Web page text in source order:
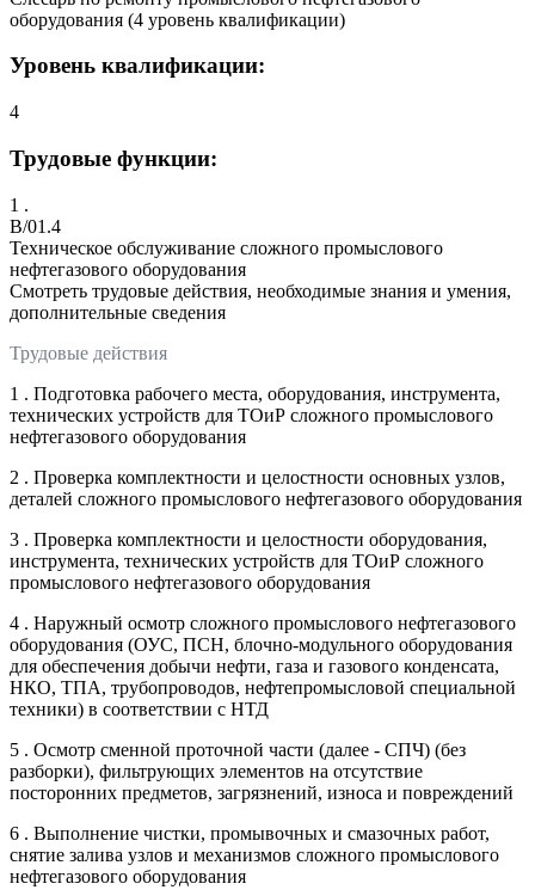
оборудования (4 уровень квалификации)
Уровень квалификации:
4
Трудовые функции:
1 .
B/01.4
Техническое обслуживание сложного промыслового
нефтегазового оборудования
Смотреть трудовые действия, необходимые знания и умения,
дополнительные сведения
Трудовые действия
1 . Подготовка рабочего места, оборудования, инструмента,
технических устройств для ТОиР сложного промыслового
нефтегазового оборудования
2 . Проверка комплектности и целостности основных узлов,
деталей сложного промыслового нефтегазового оборудования
3 . Проверка комплектности и целостности оборудования,
инструмента, технических устройств для ТОиР сложного
промыслового нефтегазового оборудования
4 . Наружный осмотр сложного промыслового нефтегазового
оборудования (ОУС, ПСН, блочно-модульного оборудования
для обеспечения добычи нефти, газа и газового конденсата,
НКО, ТПА, трубопроводов, нефтепромысловой специальной
техники) в соответствии с НТД
5 . Осмотр сменной проточной части (далее - СПЧ) (без
разборки), фильтрующих элементов на отсутствие
посторонних предметов, загрязнений, износа и повреждений
6 . Выполнение чистки, промывочных и смазочных работ,
снятие залива узлов и механизмов сложного промыслового
нефтегазового оборудования